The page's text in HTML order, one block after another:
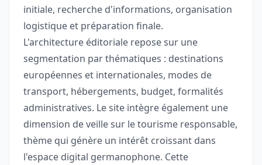
initiale, recherche d'informations, organisation
logistique et préparation finale.
L'architecture éditoriale repose sur une
segmentation par thématiques : destinations
européennes et internationales, modes de
transport, hébergements, budget, formalités
administratives. Le site intègre également une
dimension de veille sur le tourisme responsable,
thème qui génère un intérêt croissant dans
l'espace digital germanophone. Cette